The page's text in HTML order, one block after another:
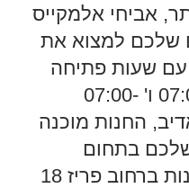
אביחי אלמקייס
שלכם למצוא את
שעות פתיחה
נוחות – א'-ה' 07:00-19:00 ו' 07:00-
ואדיב, החנות מוכנה
בתחום
חומרי הבניין. בקרו בחנות ברחוב פריז 18